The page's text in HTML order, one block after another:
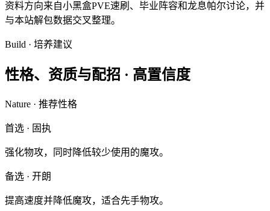
资料方向来自小黑盒PVE速刷、毕业阵容和龙息帕尔讨论，并
与本站解包数据交叉整理。
Build · 培养建议
性格、资质与配招 · 高置信度
Nature · 推荐性格
首选 · 固执
强化物攻，同时降低较少使用的魔攻。
备选 · 开朗
提高速度并降低魔攻，适合先手物攻。